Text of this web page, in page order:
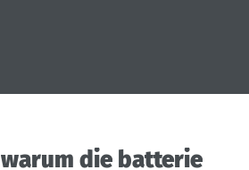
warum die batterie